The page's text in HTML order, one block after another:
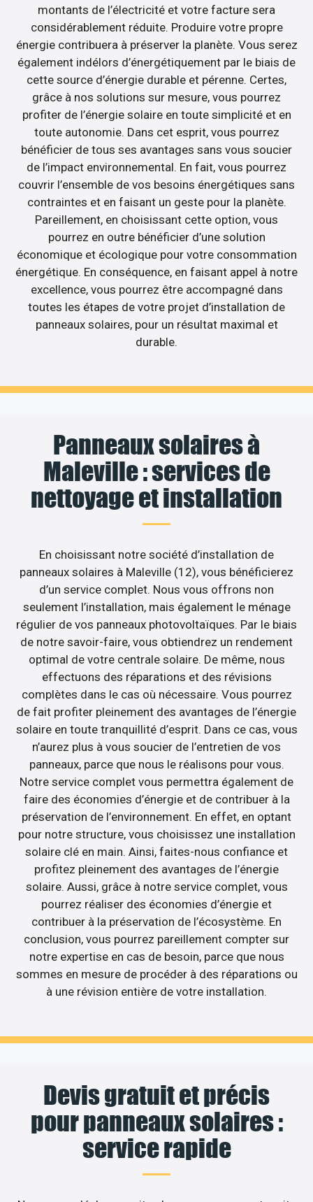
montants de l’électricité et votre facture sera
considérablement réduite. Produire votre propre
énergie contribuera à préserver la planète. Vous serez
également indélors d’énergétiquement par le biais de
cette source d’énergie durable et pérenne. Certes,
grâce à nos solutions sur mesure, vous pourrez
profiter de l’énergie solaire en toute simplicité et en
toute autonomie. Dans cet esprit, vous pourrez
bénéficier de tous ses avantages sans vous soucier
de l’impact environnemental. En fait, vous pourrez
couvrir l’ensemble de vos besoins énergétiques sans
contraintes et en faisant un geste pour la planète.
Pareillement, en choisissant cette option, vous
pourrez en outre bénéficier d’une solution
économique et écologique pour votre consommation
énergétique. En conséquence, en faisant appel à notre
excellence, vous pourrez être accompagné dans
toutes les étapes de votre projet d’installation de
panneaux solaires, pour un résultat maximal et
durable.
Panneaux solaires à
Maleville : services de
nettoyage et installation
En choisissant notre société d’installation de
panneaux solaires à Maleville (12), vous bénéficierez
d’un service complet. Nous vous offrons non
seulement l’installation, mais également le ménage
régulier de vos panneaux photovoltaïques. Par le biais
de notre savoir-faire, vous obtiendrez un rendement
optimal de votre centrale solaire. De même, nous
effectuons des réparations et des révisions
complètes dans le cas où nécessaire. Vous pourrez
de fait profiter pleinement des avantages de l’énergie
solaire en toute tranquillité d’esprit. Dans ce cas, vous
n’aurez plus à vous soucier de l’entretien de vos
panneaux, parce que nous le réalisons pour vous.
Notre service complet vous permettra également de
faire des économies d’énergie et de contribuer à la
préservation de l’environnement. En effet, en optant
pour notre structure, vous choisissez une installation
solaire clé en main. Ainsi, faites-nous confiance et
profitez pleinement des avantages de l’énergie
solaire. Aussi, grâce à notre service complet, vous
pourrez réaliser des économies d’énergie et
contribuer à la préservation de l’écosystème. En
conclusion, vous pourrez pareillement compter sur
notre expertise en cas de besoin, parce que nous
sommes en mesure de procéder à des réparations ou
à une révision entière de votre installation.
Devis gratuit et précis
pour panneaux solaires :
service rapide